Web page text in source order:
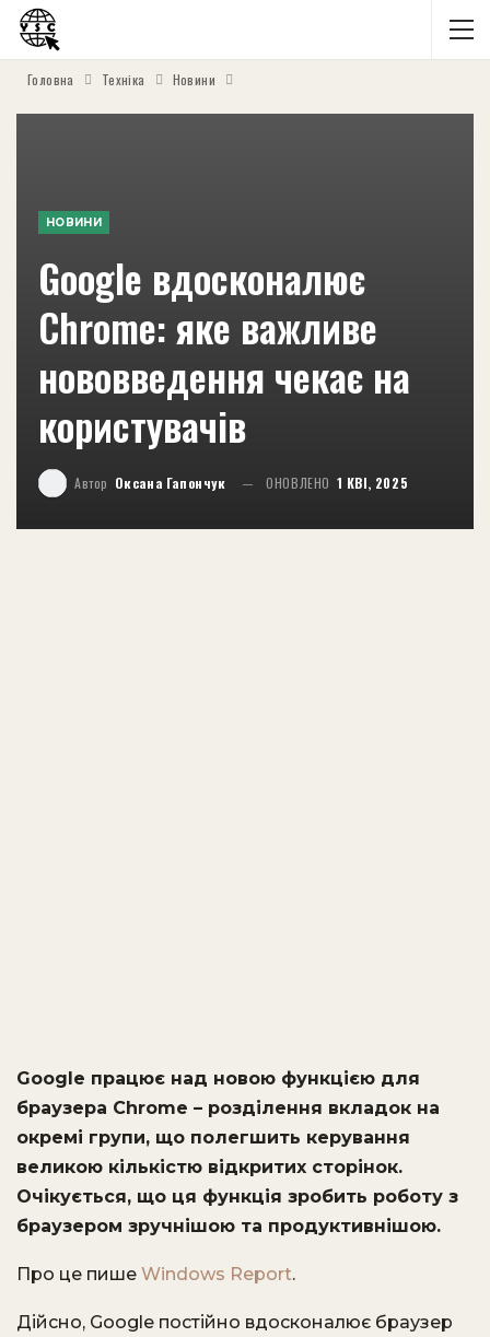
Головна Техніка Новини
НОВИНИ
Google вдосконалює
Chrome: яке важливе
нововведення чекає на
користувачів
Автор Оксана Гапончук ОНОВЛЕНО 1 КВІ, 2025
Google працює над новою функцією для
браузера Chrome – розділення вкладок на
окремі групи, що полегшить керування
великою кількістю відкритих сторінок.
Очікується, що ця функція зробить роботу з
браузером зручнішою та продуктивнішою.
Про це пише Windows Report.
Дійсно, Google постійно вдосконалює браузер